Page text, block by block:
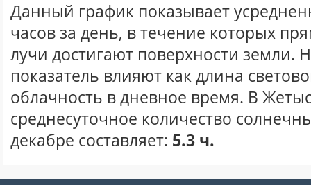
Данный график показывает
часов за день, в течение которых
лучи достигают поверхности земли.
показатель влияют как длина
облачность в дневное время. В
среднесуточное количество
декабре составляет: 5.3 ч.